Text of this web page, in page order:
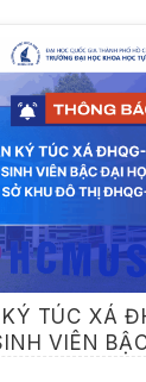
TÚC XÁ
VIÊN
TẠI CƠ